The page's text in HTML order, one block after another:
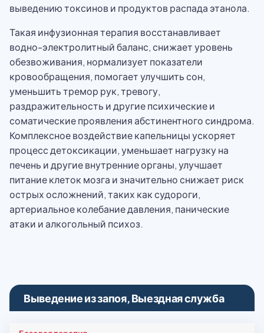
выведению токсинов и продуктов распада этанола.
Такая инфузионная терапия восстанавливает
водно-электролитный баланс, снижает уровень
обезвоживания, нормализует показатели
кровообращения, помогает улучшить сон,
уменьшить тремор рук, тревогу,
раздражительность и другие психические и
соматические проявления абстинентного синдрома.
Комплексное воздействие капельницы ускоряет
процесс детоксикации, уменьшает нагрузку на
печень и другие внутренние органы, улучшает
питание клеток мозга и значительно снижает риск
острых осложнений, таких как судороги,
артериальное колебание давления, панические
атаки и алкогольный психоз.
Выведение из запоя, Выездная служба